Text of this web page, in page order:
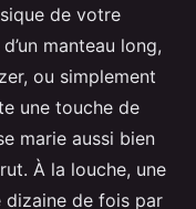
de votre
manteau long,
ou simplement
une touche de
marie aussi bien
À la louche, une
de fois par